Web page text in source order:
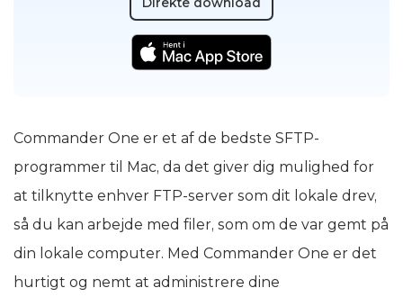
Commander One er et af de bedste SFTP-
programmer til Mac, da det giver dig mulighed for
at tilknytte enhver FTP-server som dit lokale drev,
så du kan arbejde med filer, som om de var gemt på
din lokale computer. Med Commander One er det
hurtigt og nemt at administrere dine